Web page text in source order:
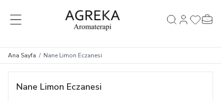
MENÜ Hesabım
Ana Sayfa / Nane Limon Eczanesi
Nane Limon Eczanesi